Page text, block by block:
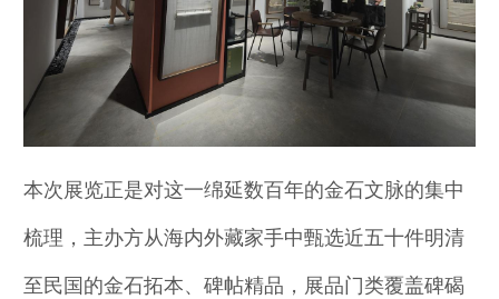
本次展览正是对这一绵延数百年的金石文脉的集中
梳理，主办方从海内外藏家手中甄选近五十件明清
至民国的金石拓本、碑帖精品，展品门类覆盖碑碣